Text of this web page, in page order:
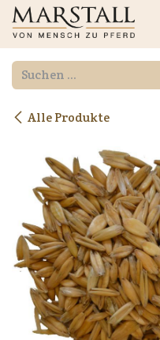
Zum Inhalt springen
Alle Produkte